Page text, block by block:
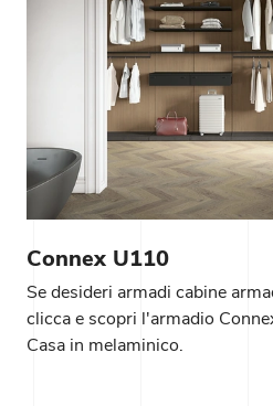
Connex U110
Se desideri armadi cabine
clicca e scopri l'armadio
Casa in melaminico.